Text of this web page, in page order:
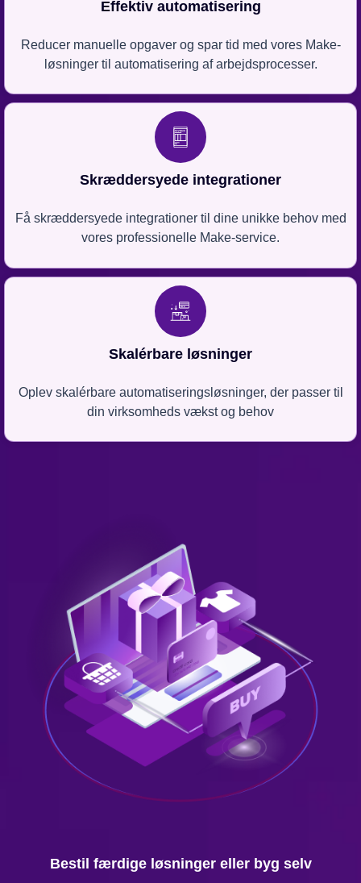
Effektiv automatisering
Reducer manuelle opgaver og spar tid med vores Make-
løsninger til automatisering af arbejdsprocesser.
Skræddersyede integrationer
Få skræddersyede integrationer til dine unikke behov med
vores professionelle Make-service.
Skalérbare løsninger
Oplev skalérbare automatiseringsløsninger, der passer til
din virksomheds vækst og behov
Bestil færdige løsninger eller byg selv